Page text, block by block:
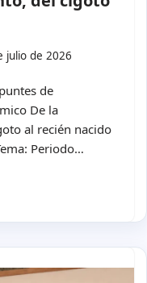
julio de 2026
de
De la
al recién nacido
Periodo…